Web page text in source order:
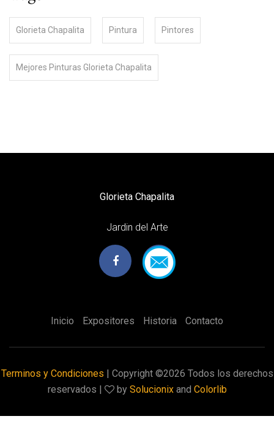
Glorieta Chapalita Pintura Pintores
Mejores Pinturas Glorieta Chapalita
Glorieta Chapalita
Jardin del Arte
Inicio Expositores Historia Contacto
Terminos y Condiciones | Copyright ©2026 Todos los derechos
reservados |
by Solucionixand Colorlib